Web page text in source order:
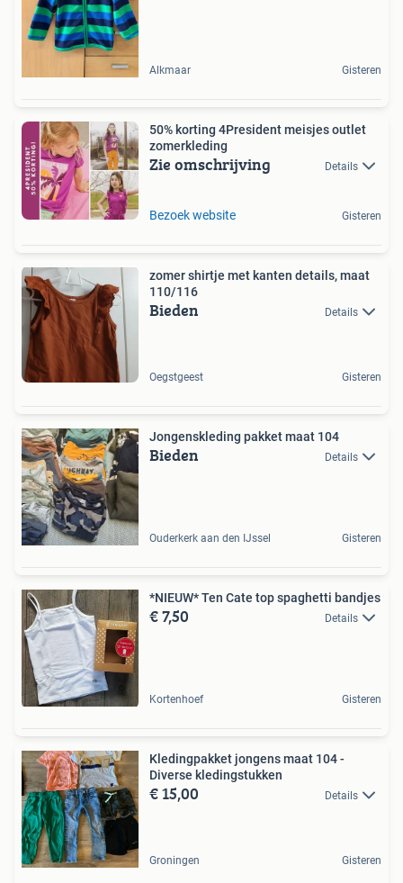
Alkmaar Gisteren
50% korting 4President meisjes outlet
zomerkleding
Zie omschrijving Details
Bezoek website Gisteren
zomer shirtje met kanten details, maat
110/116
Bieden Details
Oegstgeest Gisteren
Jongenskleding pakket maat 104
Bieden Details
Ouderkerk aan den IJssel Gisteren
*NIEUW* Ten Cate top spaghetti bandjes
€ 7,50 Details
Kortenhoef Gisteren
Kledingpakket jongens maat 104 -
Diverse kledingstukken
€ 15,00 Details
Groningen Gisteren